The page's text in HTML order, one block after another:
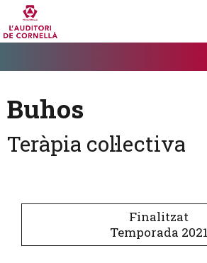
Buhos
Teràpia col·lectiva
Finalitzat
Temporada 2021